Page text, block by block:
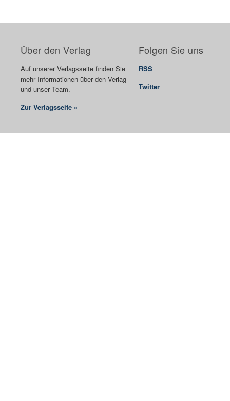
Über den Verlag
Auf unserer Verlagsseite finden Sie
mehr Informationen über den Verlag
und unser Team.
Zur Verlagsseite »
Folgen Sie uns
RSS
Twitter